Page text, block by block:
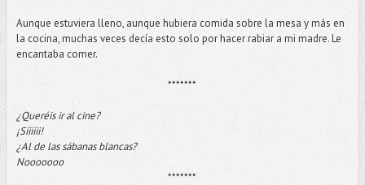
Aunque estuviera lleno, aunque hubiera comida sobre la mesa y más en
la cocina, muchas veces decía esto solo por hacer rabiar a mi madre. Le
encantaba comer.
*******
¿Queréis ir al cine?
¡Síiiiii!
¿Al de las sábanas blancas?
Nooooooo
*******